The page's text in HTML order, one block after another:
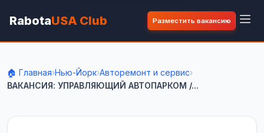
RabotaUSA Club Разместить вакансию
🏠 Главная›Нью-Йорк›Авторемонт и сервис›
ВАКАНСИЯ: УПРАВЛЯЮЩИЙ АВТОПАРКОМ /...